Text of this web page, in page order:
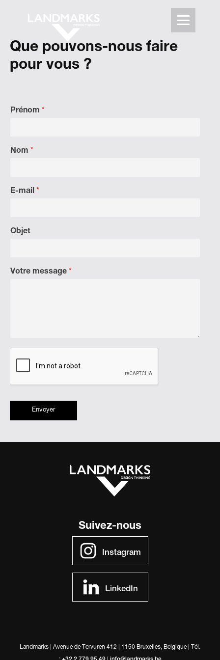
Que pouvons-nous faire
pour vous ?
Prénom *
Nom *
E-mail *
Objet
Votre message *
Envoyer
Suivez-nous
Instagram
LinkedIn
Landmarks | Avenue de Tervuren 412 | 1150 Bruxelles, Belgique | Tél.